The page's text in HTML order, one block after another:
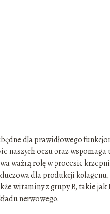
dla prawidłowego
naszych oczu oraz wspomaga
ważną rolę w procesie
dla produkcji
witaminy z grupy B, takie jak
nerwowego.